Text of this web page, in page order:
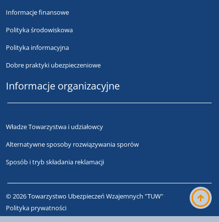
Informacje finansowe
Polityka środowiskowa
Polityka informacyjna
Dobre praktyki ubezpieczeniowe
Informacje organizacyjne
Władze Towarzystwa i udziałowcy
Alternatywne sposoby rozwiązywania sporów
Sposób i tryb składania reklamacji
© 2026 Towarzystwo Ubezpieczeń Wzajemnych "TUW"
Polityka prywatności